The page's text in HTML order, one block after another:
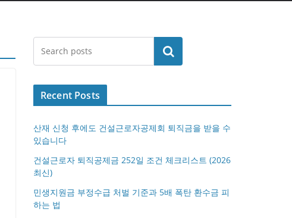
검색
Recent Posts
산재 신청 후에도 건설근로자공제회 퇴직금을 받을 수
있습니다
건설근로자 퇴직공제금 252일 조건 체크리스트 (2026
최신)
민생지원금 부정수급 처벌 기준과 5배 폭탄 환수금 피
하는 법